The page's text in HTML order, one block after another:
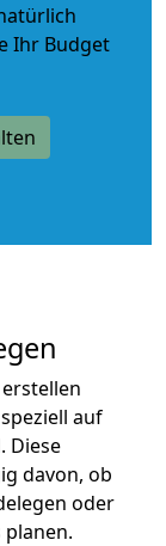
Ihr Budget
auf
Diese
davon, ob
oder